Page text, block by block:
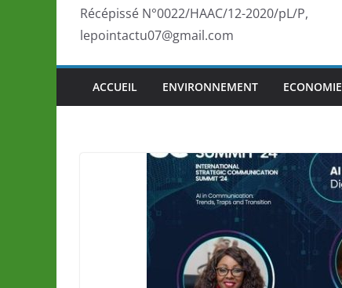
développement?
Récépissé N°0022/HAAC/12-2020/pL/P,
lepointactu07@gmail.com
ACCUEIL ENVIRONNEMENT ECONOMIE